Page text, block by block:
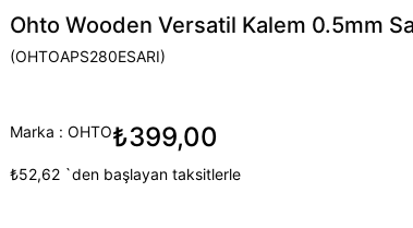
Ohto Wooden Versatil Kalem 0.5mm
(OHTOAPS280ESARI)
Marka : OHTO₺399,00
₺52,62 `den başlayan taksitlerle